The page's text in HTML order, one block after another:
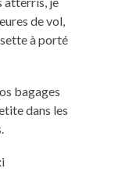
de vol,
à porté
bagages
dans les